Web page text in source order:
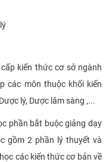
kiến thức cơ sở ngành
các môn thuộc khối kiến
lý, Dược lâm sàng ,...
phần bắt buộc giảng dạy
gồm 2 phần lý thuyết và
các kiến thức cơ bản về